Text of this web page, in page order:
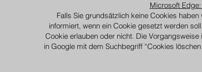
Microsoft
Falls Sie grundsätzlich keine Cookies
informiert, wenn ein Cookie gesetzt werden
Cookie erlauben oder nicht. Die
in Google mit dem Suchbegriff “Cookies